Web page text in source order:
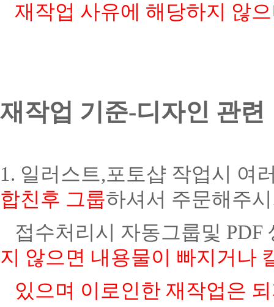
재작업 사유에 해당하지 않
재작업 기준-디자인 관련
1. 일러스트,포토샵 작업시 여
합친후 그룹하셔서 주문해주
접수처리시 자동그룹및 PDF
지 않으면 내용물이 빠지거나
있으며 이로인한 재작업은